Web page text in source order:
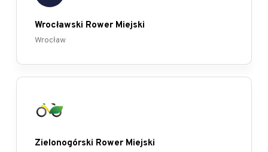
Wrocławski Rower Miejski
Wrocław
Zielonogórski Rower Miejski